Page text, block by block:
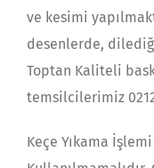
ve kesimi
desenlerde,
Toptan Kaliteli
temsilcilerimiz
Keçe Yıkama İşlemi